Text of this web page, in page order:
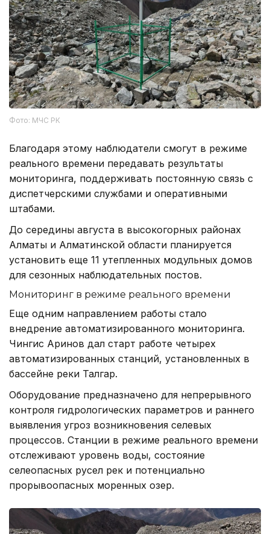
Фото: МЧС РК
Благодаря этому наблюдатели смогут в режиме
реального времени передавать результаты
мониторинга, поддерживать постоянную связь с
диспетчерскими службами и оперативными
штабами.
До середины августа в высокогорных районах
Алматы и Алматинской области планируется
установить еще 11 утепленных модульных домов
для сезонных наблюдательных постов.
Мониторинг в режиме реального времени
Еще одним направлением работы стало
внедрение автоматизированного мониторинга.
Чингис Аринов дал старт работе четырех
автоматизированных станций, установленных в
бассейне реки Талгар.
Оборудование предназначено для непрерывного
контроля гидрологических параметров и раннего
выявления угроз возникновения селевых
процессов. Станции в режиме реального времени
отслеживают уровень воды, состояние
селеопасных русел рек и потенциально
прорывоопасных моренных озер.